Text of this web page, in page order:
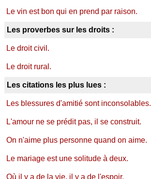
Le vin est bon qui en prend par raison.
Les proverbes sur les droits :
Le droit civil.
Le droit rural.
Les citations les plus lues :
Les blessures d'amitié sont inconsolables.
L'amour ne se prédit pas, il se construit.
On n'aime plus personne quand on aime.
Le mariage est une solitude à deux.
Où il y a de la vie, il y a de l'espoir.